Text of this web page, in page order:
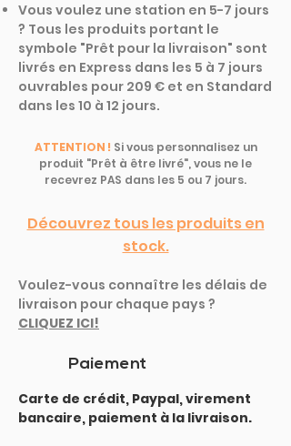
Vous voulez une station en 5-7 jours
? Tous les produits portant le
symbole "Prêt pour la livraison" sont
livrés en Express dans les 5 à 7 jours
ouvrables pour 209 € et en Standard
dans les 10 à 12 jours.
ATTENTION ! Si vous personnalisez un
produit "Prêt à être livré", vous ne le
recevrez PAS dans les 5 ou 7 jours.
Découvrez tous les produits en
stock.
Voulez-vous connaître les délais de
livraison pour chaque pays ?
CLIQUEZ ICI!
Paiement
Carte de crédit, Paypal, virement
bancaire, paiement à la livraison.